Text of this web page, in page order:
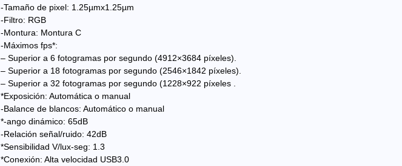
-Tamaño de pixel: 1.25µmx1.25µm
-Filtro: RGB
-Montura: Montura C
-Máximos fps*:
– Superior a 6 fotogramas por segundo (4912×3684 píxeles).
– Superior a 18 fotogramas por segundo (2546×1842 píxeles).
– Superior a 32 fotogramas por segundo (1228×922 píxeles .
*Exposición: Automática o manual
-Balance de blancos: Automático o manual
*-ango dinámico: 65dB
-Relación señal/ruido: 42dB
*Sensibilidad V/lux-seg: 1.3
*Conexión: Alta velocidad USB3.0